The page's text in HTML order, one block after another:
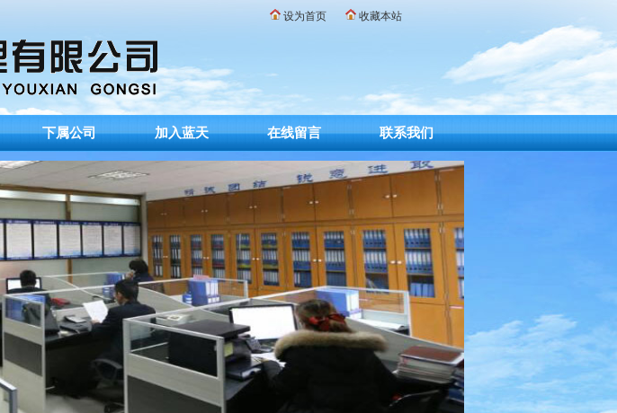
设为首页 收藏本站
下属公司 加入蓝天 在线留言 联系我们